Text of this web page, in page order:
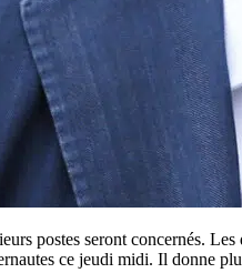
postes seront concernés.
ce jeudi midi. Il donne